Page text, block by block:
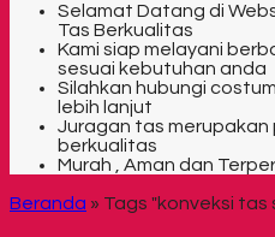
Selamat Datang di
Tas Berkualitas
Kami siap melayani
sesuai kebutuhan anda
Silahkan hubungi
lebih lanjut
Juragan tas merupakan
berkualitas
Murah , Aman dan
Beranda » Tags "konveksi tas